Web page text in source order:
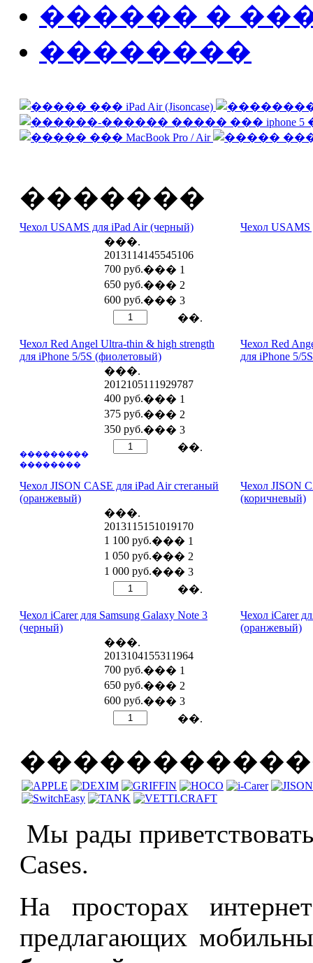
������ �
��������
�������
Чехол USAMS для iPad Air (черный)
���.
2013114145545106
700 руб.��� 1
650 руб.��� 2
600 руб.��� 3
��.
Чехол USAMS
Чехол Red Angel Ultra-thin & high strength
для iPhone 5/5S (фиолетовый)
���.
2012105111929787
400 руб.��� 1
375 руб.��� 2
350 руб.��� 3
��.
���������
��������
Чехол Red
для iPhone 5/
Чехол JISON CASE для iPad Air стеганый
(оранжевый)
���.
2013115151019170
1 100 руб.��� 1
1 050 руб.��� 2
1 000 руб.��� 3
��.
Чехол JISON
(коричневый)
Чехол iCarer для Samsung Galaxy Note 3
(черный)
���.
2013104155311964
700 руб.��� 1
650 руб.��� 2
600 руб.��� 3
��.
Чехол iCarer
(оранжевый)
Мы рады
Cases.
На просторах
предлагающих